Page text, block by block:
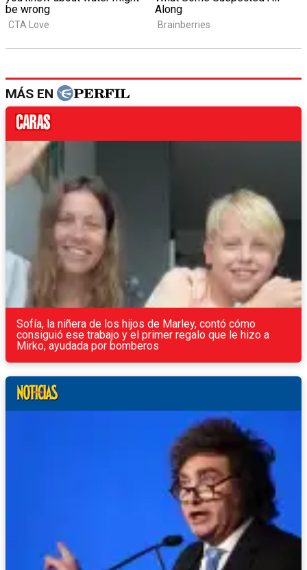
MÁS EN
Sofía, la niñera de los hijos de Marley, contó cómo
consiguió ese trabajo y el primer regalo que le hizo a
Mirko, ayudada por bomberos